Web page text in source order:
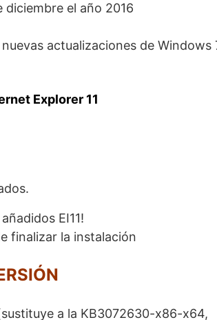
diciembre el año 2016
actualizaciones de Windows
Explorer 11
EI11!
finalizar la instalación
a la KB3072630-x86-x64,